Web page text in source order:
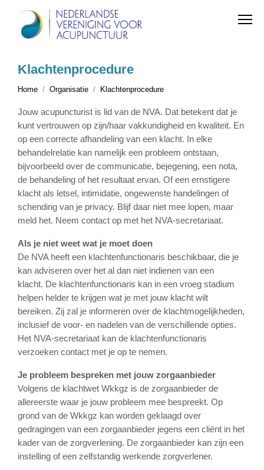
Klachtenprocedure
Home Organisatie Klachtenprocedure
Jouw acupuncturist is lid van de NVA. Dat betekent dat je
kunt vertrouwen op zijn/haar vakkundigheid en kwaliteit. En
op een correcte afhandeling van een klacht. In elke
behandelrelatie kan namelijk een probleem ontstaan,
bijvoorbeeld over de communicatie, bejegening, een nota,
de behandeling of het resultaat ervan. Of een ernstigere
klacht als letsel, intimidatie, ongewenste handelingen of
schending van je privacy. Blijf daar niet mee lopen, maar
meld het. Neem contact op met het NVA-secretariaat.
Als je niet weet wat je moet doen
De NVA heeft een klachtenfunctionaris beschikbaar, die je
kan adviseren over het al dan niet indienen van een
klacht. De klachtenfunctionaris kan in een vroeg stadium
helpen helder te krijgen wat je met jouw klacht wilt
bereiken. Zij zal je informeren over de klachtmogelijkheden,
inclusief de voor- en nadelen van de verschillende opties.
Het NVA-secretariaat kan de klachtenfunctionaris
verzoeken contact met je op te nemen.
Je probleem bespreken met jouw zorgaanbieder
Volgens de klachtwet Wkkgz is de zorgaanbieder de
allereerste waar je jouw probleem mee bespreekt. Op
grond van de Wkkgz kan worden geklaagd over
gedragingen van een zorgaanbieder jegens een cliënt in het
kader van de zorgverlening. De zorgaanbieder kan zijn een
instelling of een zelfstandig werkende zorgverlener.